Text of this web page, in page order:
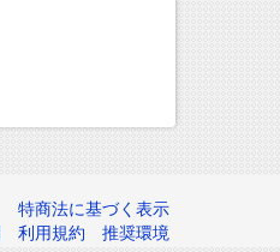
特商法に基づく表示
利用規約 推奨環境